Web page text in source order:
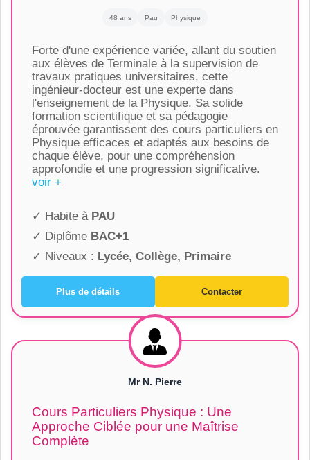
48 ans Pau Physique
Forte d'une expérience variée, allant du soutien
aux élèves de Terminale à la supervision de
travaux pratiques universitaires, cette
ingénieur-docteur est une experte dans
l'enseignement de la Physique. Sa solide
formation scientifique et sa pédagogie
éprouvée garantissent des cours particuliers en
Physique efficaces et adaptés aux besoins de
chaque élève, pour une compréhension
approfondie et une progression significative.
voir +
✓ Habite à PAU
✓ Diplôme BAC+1
✓ Niveaux : Lycée, Collège, Primaire
Plus de détails Contacter
Mr N. Pierre
Cours Particuliers Physique : Une
Approche Ciblée pour une Maîtrise
Complète